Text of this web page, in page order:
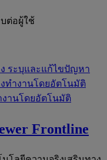
ต่อผู้ใช้
ระบุและแก้ไขปัญหา
ทำงานโดยอัตโนมัติ
านโดยอัตโนมัติ
Frontline